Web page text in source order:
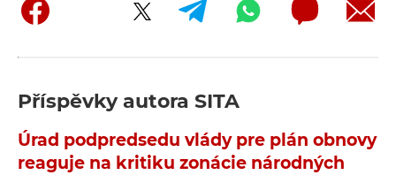
Příspěvky autora SITA
Úrad podpredsedu vlády pre plán obnovy
reaguje na kritiku zonácie národných